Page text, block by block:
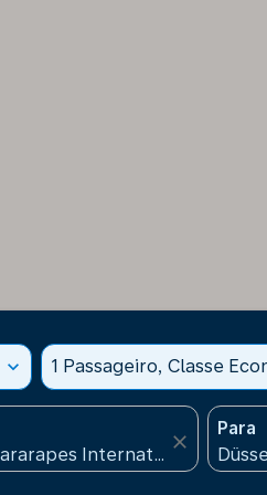
expand_more 1 Passageiro, Classe
close
Para